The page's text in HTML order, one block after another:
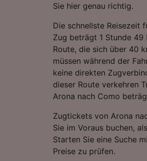
Sie hier genau richtig.
Die schnellste Reisezeit
Zug beträgt 1 Stunde 49
Route, die sich über 40
müssen während der
keine direkten
dieser Route verkehren
Arona nach Como
Zugtickets von Arona
Sie im Voraus buchen,
Starten Sie eine Suche
Preise zu prüfen.